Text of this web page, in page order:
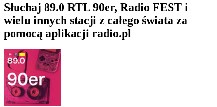
Słuchaj 89.0 RTL 90er, Radio FEST i
wielu innych stacji z całego świata za
pomocą aplikacji radio.pl